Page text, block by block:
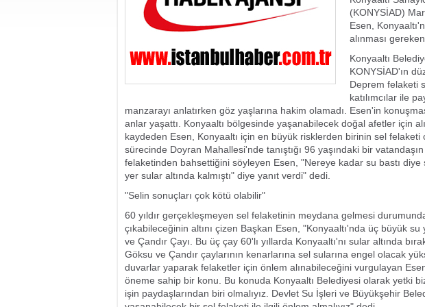
(KONYSİAD)
Esen,
alınması
Konyaaltı
KONYSİAD'ın
Deprem felaketi
katılımcılar ile
manzarayı anlatırken göz yaşlarına hakim olamadı. Esen'in
anlar yaşattı. Konyaaltı bölgesinde yaşanabilecek doğal afetler için
kaydeden Esen, Konyaaltı için en büyük risklerden birinin sel felaketi
sürecinde Doyran Mahallesi'nde tanıştığı 96 yaşındaki bir
felaketinden bahsettiğini söyleyen Esen, "Nereye kadar su bastı
yer sular altında kalmıştı" diye yanıt verdi" dedi.
"Selin sonuçları çok kötü olabilir"
60 yıldır gerçekleşmeyen sel felaketinin meydana gelmesi
çıkabileceğinin altını çizen Başkan Esen, "Konyaaltı'nda üç büyük
ve Çandır Çayı. Bu üç çay 60'lı yıllarda Konyaaltı'nı sular altında
Göksu ve Çandır çaylarının kenarlarına sel sularına engel olacak
duvarlar yaparak felaketler için önlem alınabileceğini vurgulayan
öneme sahip bir konu. Bu konuda Konyaaltı Belediyesi olarak yetki
işin paydaşlarından biri olmalıyız. Devlet Su İşleri ve Büyükşehir